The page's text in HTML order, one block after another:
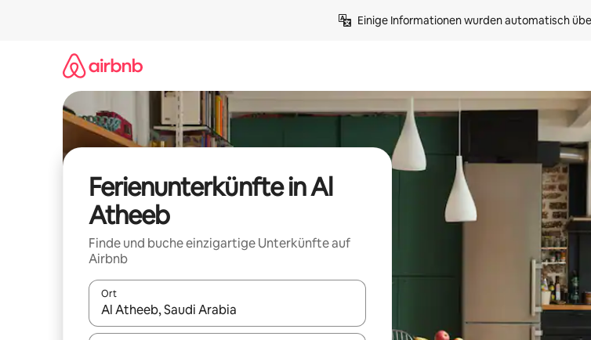
Einige Informationen wurden automatisch
Ferienunterkünfte in Al
Atheeb
Finde und buche einzigartige Unterkünfte auf
Airbnb
Ort
Wenn Ergebnisse verfügbar sind, navigiere mit den Pfeiltasten nach oben und unten oder